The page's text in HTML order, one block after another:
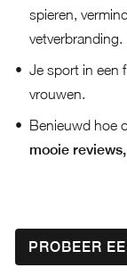
spieren,
vetverbranding.
Je sport in een
vrouwen.
Benieuwd hoe
mooie
PROBEER